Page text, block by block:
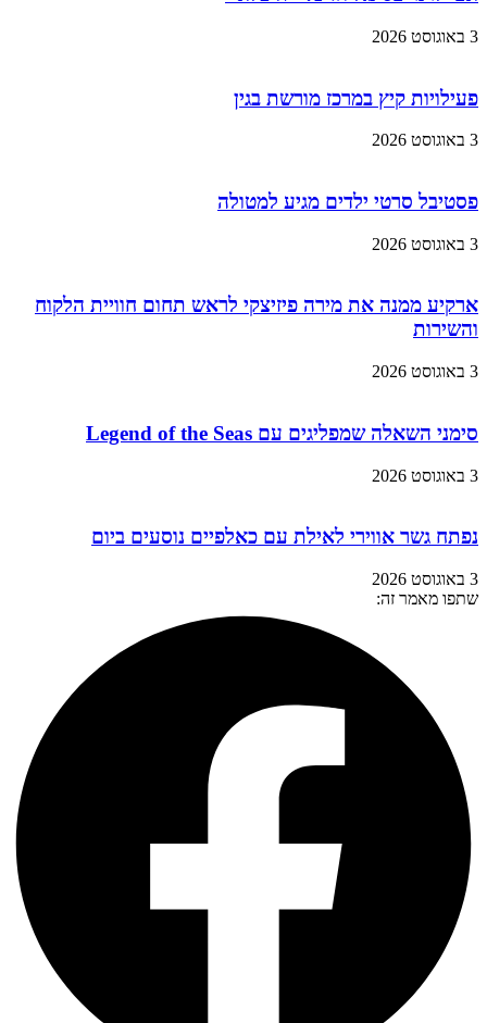
3 באוגוסט 2026
פעילויות קיץ במרכז מורשת בגין
3 באוגוסט 2026
פסטיבל סרטי ילדים מגיע למטולה
3 באוגוסט 2026
ארקיע ממנה את מירה פיזיצקי לראש תחום חוויית הלקוח
והשירות
3 באוגוסט 2026
סימני השאלה שמפליגים עם Legend of the Seas
3 באוגוסט 2026
נפתח גשר אווירי לאילת עם כאלפיים נוסעים ביום
3 באוגוסט 2026
שתפו מאמר זה: